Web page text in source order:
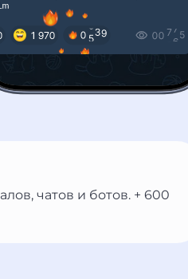
чатов и ботов. + 600